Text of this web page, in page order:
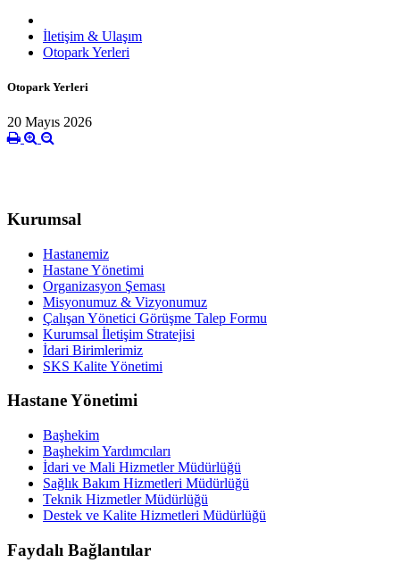
İletişim & Ulaşım
Otopark Yerleri
Otopark Yerleri
20 Mayıs 2026
Kurumsal
Hastanemiz
Hastane Yönetimi
Organizasyon Şeması
Misyonumuz & Vizyonumuz
Çalışan Yönetici Görüşme Talep Formu
Kurumsal İletişim Stratejisi
İdari Birimlerimiz
SKS Kalite Yönetimi
Hastane Yönetimi
Başhekim
Başhekim Yardımcıları
İdari ve Mali Hizmetler Müdürlüğü
Sağlık Bakım Hizmetleri Müdürlüğü
Teknik Hizmetler Müdürlüğü
Destek ve Kalite Hizmetleri Müdürlüğü
Faydalı Bağlantılar